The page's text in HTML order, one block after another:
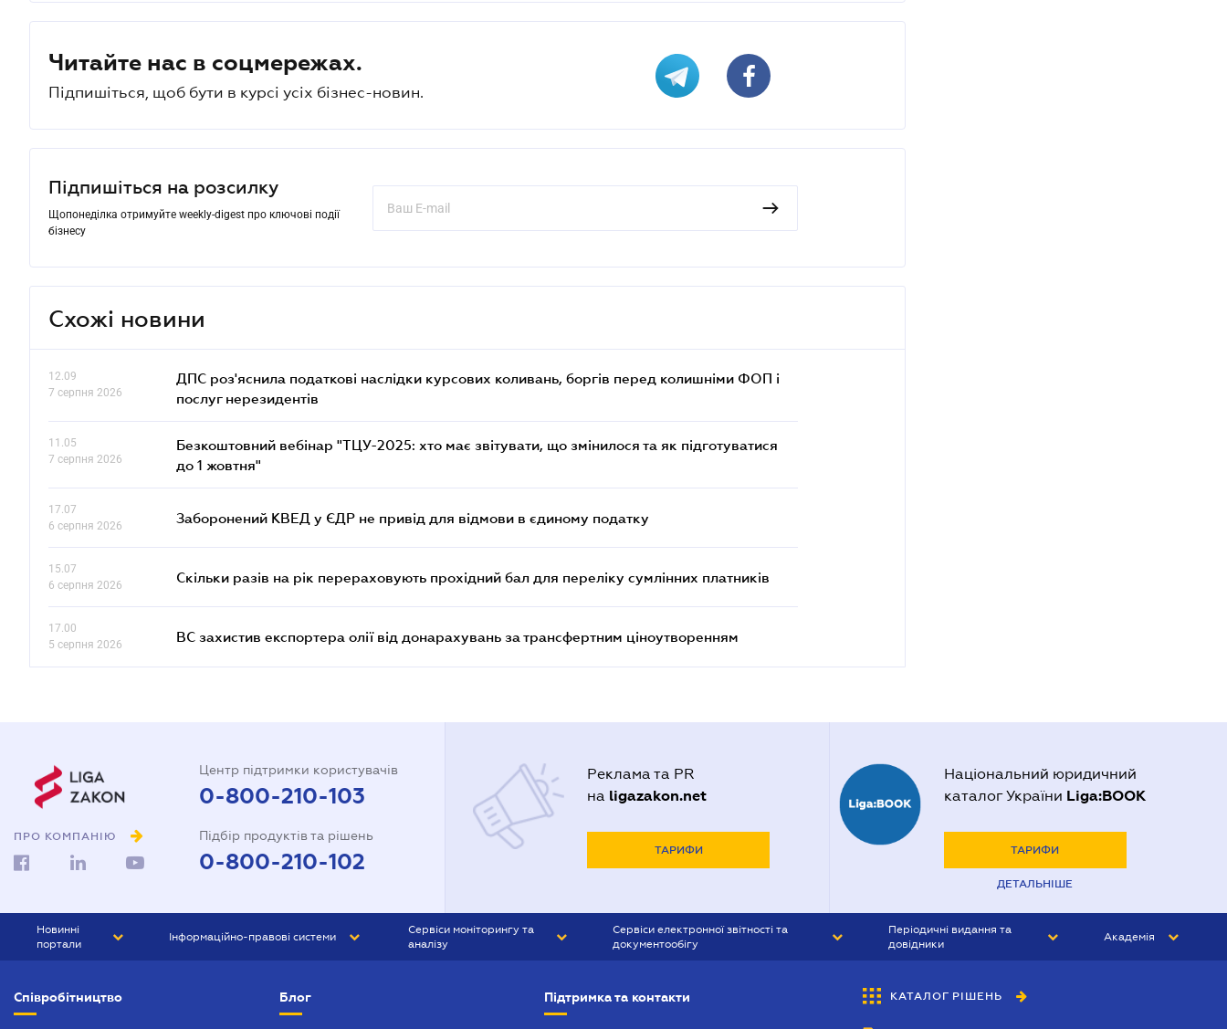
Читайте нас в соцмережах.
Підпишіться, щоб бути в курсі усіх бізнес-новин.
Підпишіться на розсилку
Щопонеділка отримуйте weekly-digest про ключові події
бізнесу
Схожі новини
12.09
7 серпня 2026
ДПС роз'яснила податкові наслідки курсових коливань, боргів перед колишніми ФОП і
послуг нерезидентів
11.05
7 серпня 2026
Безкоштовний вебінар "ТЦУ-2025: хто має звітувати, що змінилося та як підготуватися
до 1 жовтня"
17.07
6 серпня 2026
Заборонений КВЕД у ЄДР не привід для відмови в єдиному податку
15.07
6 серпня 2026
Скільки разів на рік перераховують прохідний бал для переліку сумлінних платників
17.00
5 серпня 2026
ВС захистив експортера олії від донарахувань за трансфертним ціноутворенням
ПРО КОМПАНІЮ
Центр підтримки користувачів
0-800-210-103
Підбір продуктів та рішень
0-800-210-102
Реклама та PR
на ligazakon.net
ТАРИФИ
Національний юридичний
каталог України Liga:BOOK
ТАРИФИ
ДЕТАЛЬНІШЕ
Новинні
портали
БІЗНЕС
Інформаційно-правові системи
Сервіси моніторингу та
аналізу
Сервіси електронної звітності та
документообігу
Періодичні видання та
довідники
БУХГАЛТЕР&ЗАКОН
Академія
Співробітництво Блог Підтримка та контакти КАТАЛОГ РІШЕНЬ